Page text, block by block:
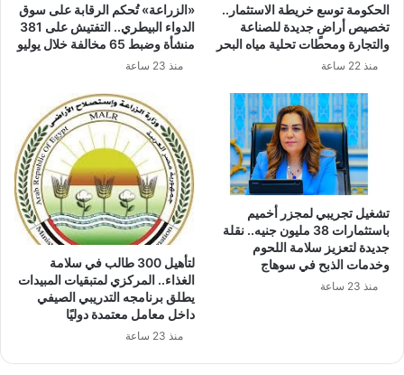
الحكومة توسع خريطة الاستثمار..
تخصيص أراضٍ جديدة للصناعة
والتجارة ومحطات تحلية مياه البحر
منذ 22 ساعة
«الزراعة» تُحكم الرقابة على سوق
الدواء البيطري.. التفتيش على 381
منشأة وضبط 65 مخالفة خلال يوليو
منذ 23 ساعة
تشغيل تجريبي لمجزر أخميم
باستثمارات 38 مليون جنيه.. نقلة
جديدة لتعزيز سلامة اللحوم
وخدمات الذبح في سوهاج
منذ 23 ساعة
لتأهيل 300 طالب في سلامة
الغذاء.. المركزي لمتبقيات المبيدات
يطلق برنامجه التدريبي الصيفي
داخل معامل معتمدة دوليًا
منذ 23 ساعة